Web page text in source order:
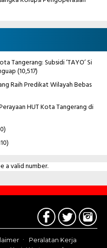
Tangerang: Subsidi ‘TAYO’ Si
(10,517)
Raih Predikat Wilayah Bebas
HUT Kota Tangerang di
a valid number.
Peralatan Kerja